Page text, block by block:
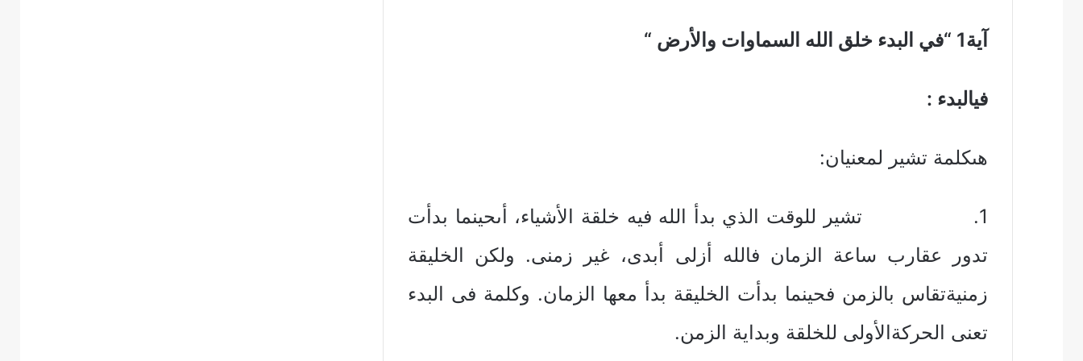
آية1 “في البدء خلق الله السماوات والأرض “
فيالبدء :
هىكلمة تشير لمعنيان:
1. تشير للوقت الذي بدأ الله فيه خلقة الأشياء، أىحينما بدأت
تدور عقارب ساعة الزمان فالله أزلى أبدى، غير زمنى. ولكن الخليقة
زمنيةتقاس بالزمن فحينما بدأت الخليقة بدأ معها الزمان. وكلمة فى البدء
تعنى الحركةالأولى للخلقة وبداية الزمن.